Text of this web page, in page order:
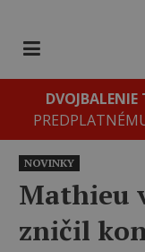
DVOJBALENIE
NOVINKY
Mathieu
zničil